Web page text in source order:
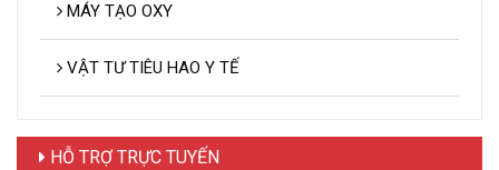
MÁY TẠO OXY
VẬT TƯ TIÊU HAO Y TẾ
HỖ TRỢ TRỰC TUYẾN